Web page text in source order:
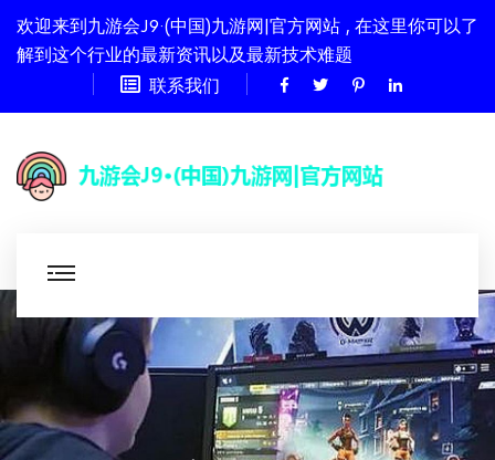
欢迎来到九游会J9·(中国)九游网|官方网站 , 在这里你可以了
解到这个行业的最新资讯以及最新技术难题
联系我们